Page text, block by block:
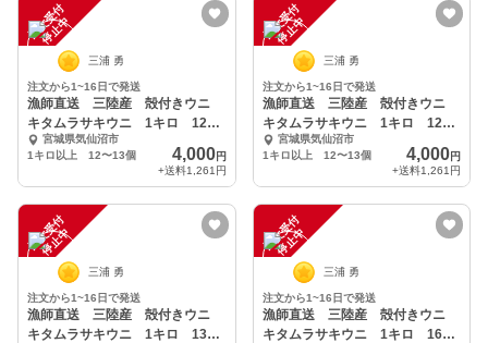
注
文
受
付
停
止
中
三浦 勇
注文から1~16日で発送
漁師直送 三陸産 殻付きウニ
キタムラサキウニ 1キロ 12〜
13個宮城県気仙沼市
1キロ以上 12〜13個
4,000円
+送料1,261円
注
文
受
付
停
止
中
三浦 勇
注文から1~16日で発送
漁師直送 三陸産 殻付きウニ
キタムラサキウニ 1キロ 12〜
13個宮城県気仙沼市
1キロ以上 12〜13個
4,000円
+送料1,261円
注
文
受
付
停
止
中
三浦 勇
注文から1~16日で発送
漁師直送 三陸産 殻付きウニ
キタムラサキウニ 1キロ 13〜
注
文
受
付
停
止
中
三浦 勇
注文から1~16日で発送
漁師直送 三陸産 殻付きウニ
キタムラサキウニ 1キロ 16〜